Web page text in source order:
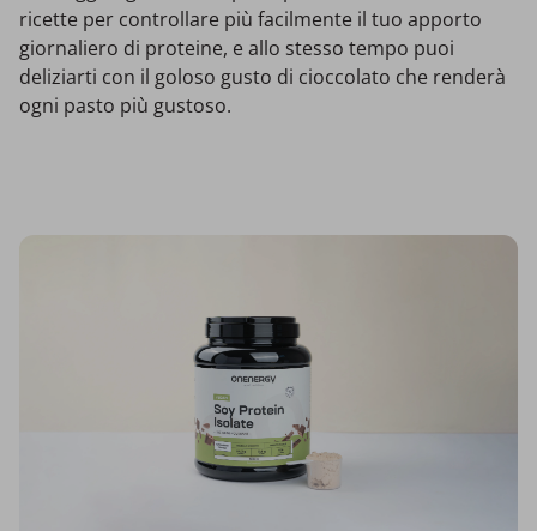
ricette per controllare più facilmente il tuo apporto
giornaliero di proteine, e allo stesso tempo puoi
deliziarti con il goloso gusto di cioccolato che renderà
ogni pasto più gustoso.